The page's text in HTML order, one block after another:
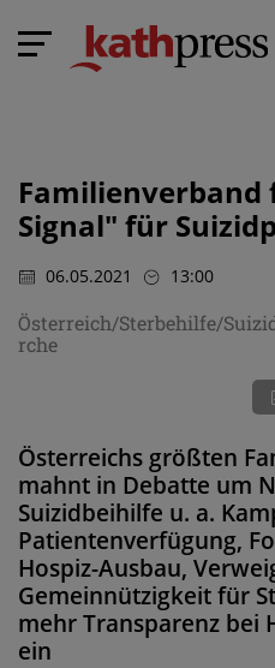
Signal" für
06.05.2021 13:00
Österreich/Sterbehilfe/
rche
Österreichs größten
mahnt in Debatte um
Suizidbeihilfe u. a.
Patientenverfügung,
Hospiz-Ausbau,
Gemeinnützigkeit für
mehr Transparenz bei
ein